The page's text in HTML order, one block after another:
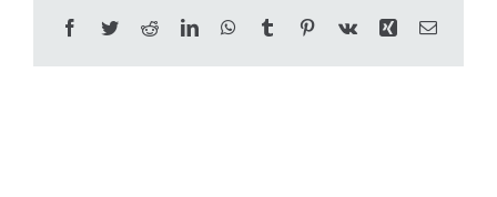
Facebook
TwitterRedditLinkedInWhatsApp
TumblrPinterest
Vk Xing Email